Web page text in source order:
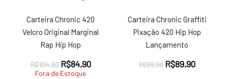
Carteira Chronic 420
Velcro Original Marginal
Rap Hip Hop
R$104,90 O
preço
R$84,90O
Fora de Estoque
Carteira Chronic Graffiti
Pixação 420 Hip Hop
Lançamento
R$99,90 O
R$89,90O